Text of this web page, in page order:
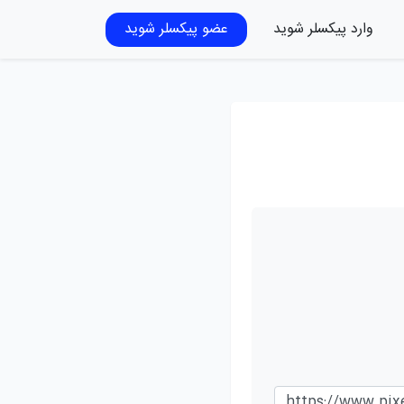
وارد پیکسلر شوید عضو پیکسلر شوید